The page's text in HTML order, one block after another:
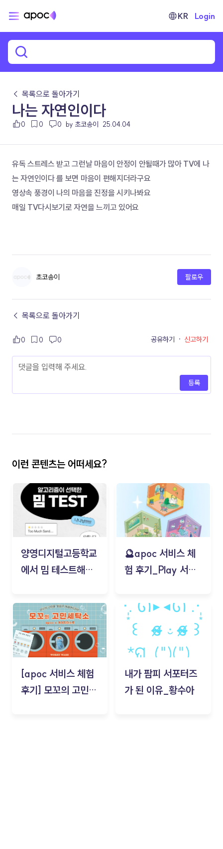
KR Login
← 목록으로 돌아가기
나는 자연인이다
0 0 0 by 초코송이 25.04.04
유독 스트레스 받고 그런날 마음이 안정이 안될때가 많아 TV에 나
는 자연인이다 를 보면 마음이 편해지더라구요
영상속 풍경이 나의 마음을 진정을 시키나봐요
매일 TV다시보기로 자연을 느끼고 있어요
초코송이 팔로우
← 목록으로 돌아가기
0 0 0 공유하기 · 신고하기
등록
이런 콘텐츠는 어떠세요?
양영디지털고등학교
에서 밈 테스트해보
🔮apoc 서비스 체
험 후기_Play 서비
김태현
[apoc 서비스 체험
후기] 모꼬의 고민세
내가 팜피 서포터즈
가 된 이유_황수아